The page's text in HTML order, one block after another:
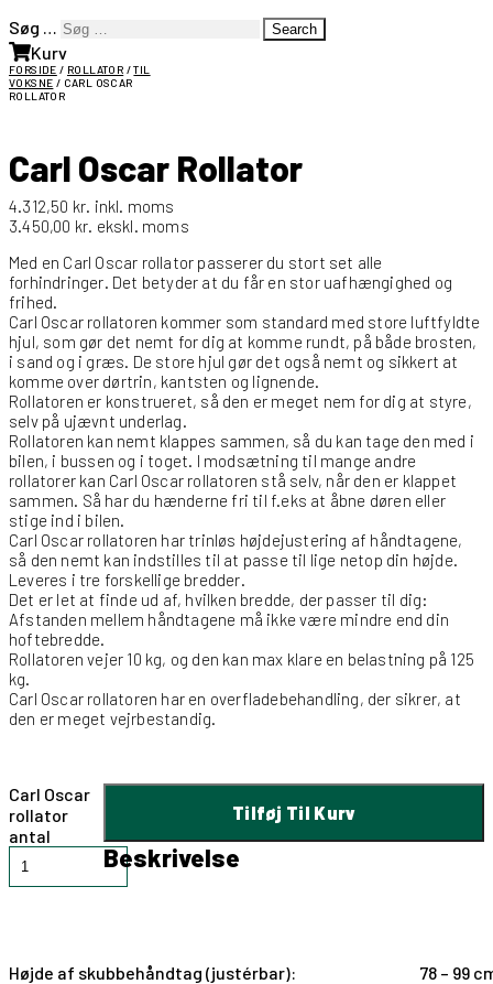
Søg …
Search
Kurv
FORSIDE / ROLLATOR /TIL
VOKSNE / CARL OSCAR
ROLLATOR
Carl Oscar Rollator
4.312,50 kr. inkl. moms
3.450,00 kr. ekskl. moms
Med en Carl Oscar rollator passerer du stort set alle
forhindringer. Det betyder at du får en stor uafhængighed og
frihed.
Carl Oscar rollatoren kommer som standard med store luftfyldte
hjul, som gør det nemt for dig at komme rundt, på både brosten,
i sand og i græs. De store hjul gør det også nemt og sikkert at
komme over dørtrin, kantsten og lignende.
Rollatoren er konstrueret, så den er meget nem for dig at styre,
selv på ujævnt underlag.
Rollatoren kan nemt klappes sammen, så du kan tage den med i
bilen, i bussen og i toget. I modsætning til mange andre
rollatorer kan Carl Oscar rollatoren stå selv, når den er klappet
sammen. Så har du hænderne fri til f.eks at åbne døren eller
stige ind i bilen.
Carl Oscar rollatoren har trinløs højdejustering af håndtagene,
så den nemt kan indstilles til at passe til lige netop din højde.
Leveres i tre forskellige bredder.
Det er let at finde ud af, hvilken bredde, der passer til dig:
Afstanden mellem håndtagene må ikke være mindre end din
hoftebredde.
Rollatoren vejer 10 kg, og den kan max klare en belastning på 125
kg.
Carl Oscar rollatoren har en overfladebehandling, der sikrer, at
den er meget vejrbestandig.
Carl Oscar
rollator
antal
Tilføj Til Kurv
Beskrivelse
Højde af skubbehåndtag (justérbar): 78 – 99